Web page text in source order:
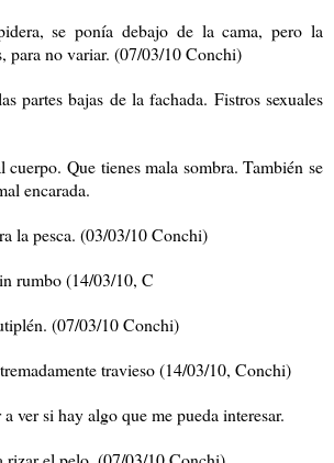
se ponía debajo de la cama, pero la
para no variar. (07/03/10 Conchi)
partes bajas de la fachada. Fistros sexuales
cuerpo. Que tienes mala sombra. También se
encarada.
la pesca. (03/03/10 Conchi)
rumbo (14/03/10, C
(07/03/10 Conchi)
travieso (14/03/10, Conchi)
ver si hay algo que me pueda interesar.